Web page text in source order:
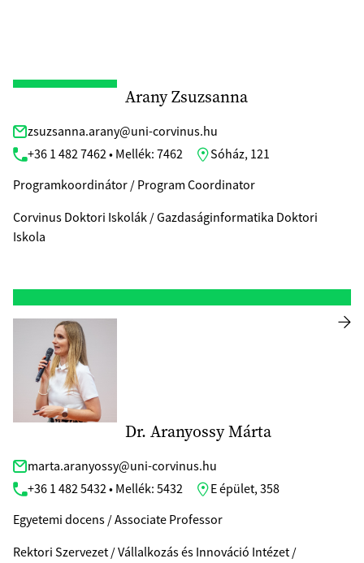
Arany Zsuzsanna
zsuzsanna.arany@uni-corvinus.hu
+36 1 482 7462 • Mellék: 7462
Sóház, 121
Programkoordinátor / Program Coordinator
Corvinus Doktori Iskolák / Gazdaságinformatika Doktori
Iskola
Dr. Aranyossy Márta
marta.aranyossy@uni-corvinus.hu
+36 1 482 5432 • Mellék: 5432
E épület, 358
Egyetemi docens / Associate Professor
Rektori Szervezet / Vállalkozás és Innováció Intézet /